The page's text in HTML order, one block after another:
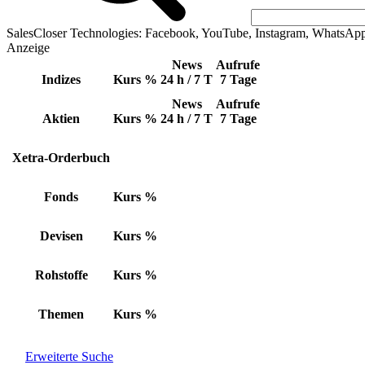
SalesCloser Technologies: Facebook, YouTube, Instagram,
Anzeige
Indizes Kurs %
News
24 h / 7 T
Aufrufe
7 Tage
Aktien Kurs %
News
24 h / 7 T
Aufrufe
7 Tage
Xetra-Orderbuch
Fonds Kurs %
Devisen Kurs %
Rohstoffe Kurs %
Themen Kurs %
Erweiterte Suche